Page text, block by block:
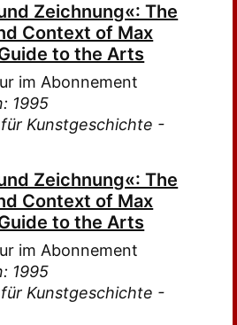
Zeichnung«: The
Context of Max
to the Arts
im Abonnement
1995
Kunstgeschichte -
Zeichnung«: The
Context of Max
to the Arts
im Abonnement
1995
Kunstgeschichte -